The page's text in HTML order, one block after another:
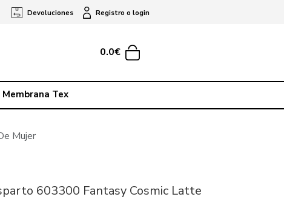
Devoluciones Registro o login
0.0€
Membrana Tex
Mujer
603300 Fantasy Cosmic Latte